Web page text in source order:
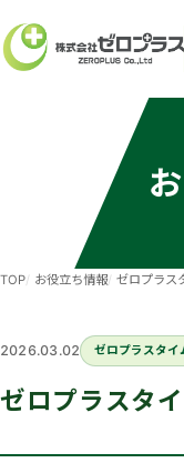
TOP お役立ち情報 ゼロプラス
2026.03.02 ゼロプラスタイ
ゼロプラスタ